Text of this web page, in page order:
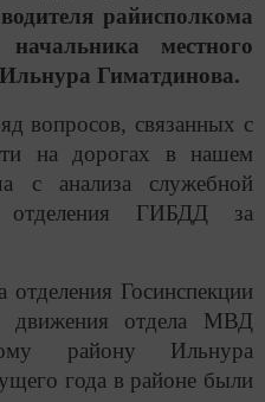
райисполкома
местного
Гиматдинова.
вопросов, связанных с
на дорогах в нашем
с анализа служебной
отделения ГИБДД за
отделения Госинспекции
движения отдела МВД
району Ильнура
года в районе были